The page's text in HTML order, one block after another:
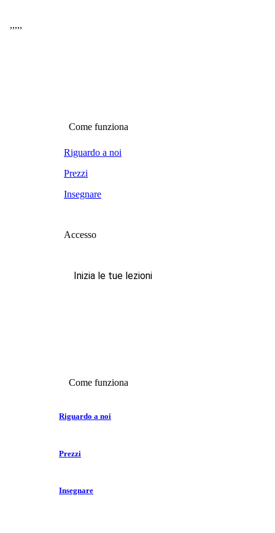
,,,,,
Come funziona
Riguardo a noi
Prezzi
Insegnare
Accesso
Inizia le tue lezioni
Come funziona
Riguardo a noi
Prezzi
Insegnare